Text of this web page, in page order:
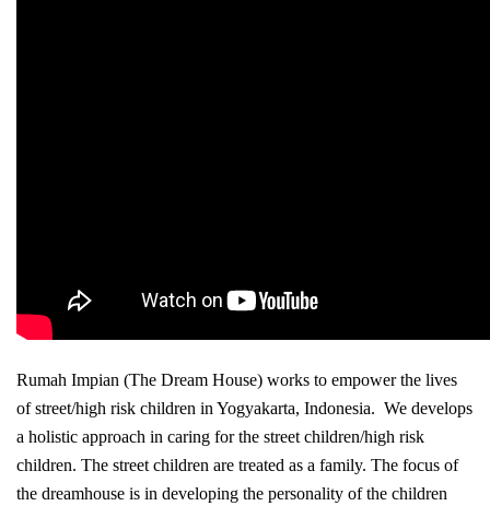
Rumah Impian (The Dream House) works to empower the lives
of street/high risk children in Yogyakarta, Indonesia. We develops
a holistic approach in caring for the street children/high risk
children. The street children are treated as a family. The focus of
the dreamhouse is in developing the personality of the children